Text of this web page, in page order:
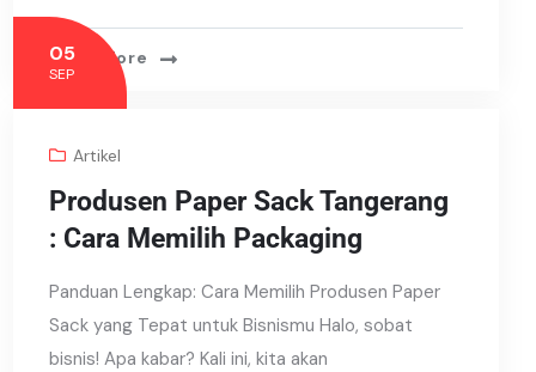
Read More
05
SEP
Artikel
Produsen Paper Sack Tangerang
: Cara Memilih Packaging
Panduan Lengkap: Cara Memilih Produsen Paper
Sack yang Tepat untuk Bisnismu Halo, sobat
bisnis! Apa kabar? Kali ini, kita akan